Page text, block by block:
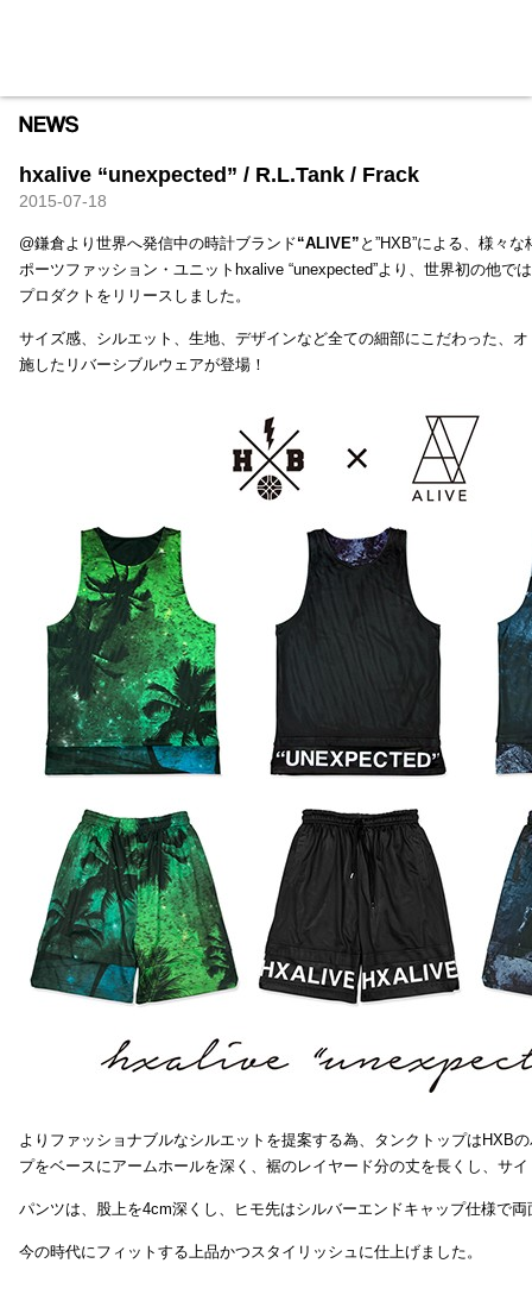
hxalive “unexpected” / R.L.Tank / Frack
2015-07-18
@鎌倉より世界へ発信中の時計ブランド“ALIVE” と”HXB”による、様々
ポーツファッション・ユニットhxalive “unexpected”より、世界初の他で
プロダクトをリリースしました。
サイズ感、シルエット、生地、デザインなど全ての細部にこだわった、
施したリバーシブルウェアが登場！
よりファッショナブルなシルエットを提案する為、タンクトップはHXB
プをベースにアームホールを深く、裾のレイヤード分の丈を長くし、サ
パンツは、股上を4cm深くし、ヒモ先はシルバーエンドキャップ仕様で
今の時代にフィットする上品かつスタイリッシュに仕上げました。